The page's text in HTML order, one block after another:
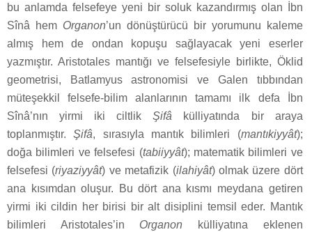
bu anlamda felsefeye yeni bir soluk kazandırmış olan İbn
Sînâ hem Organon’un dönüştürücü bir yorumunu kaleme
almış hem de ondan kopuşu sağlayacak yeni eserler
yazmıştır. Aristotales mantığı ve felsefesiyle birlikte, Öklid
geometrisi, Batlamyus astronomisi ve Galen tıbbından
müteşekkil felsefe-bilim alanlarının tamamı ilk defa İbn
Sînâ’nın yirmi iki ciltlikŞifâ külliyatında bir araya
toplanmıştır.Şifâ, sırasıyla mantık bilimleri (mantıkiyyât);
doğa bilimleri ve felsefesi (tabiiyyât); matematik bilimleri ve
felsefesi (riyaziyyât) ve metafizik (ilahiyât) olmak üzere dört
ana kısımdan oluşur. Bu dört ana kısmı meydana getiren
yirmi iki cildin her birisi bir alt disiplini temsil eder. Mantık
bilimleri Aristotales’in Organon külliyatına eklenen